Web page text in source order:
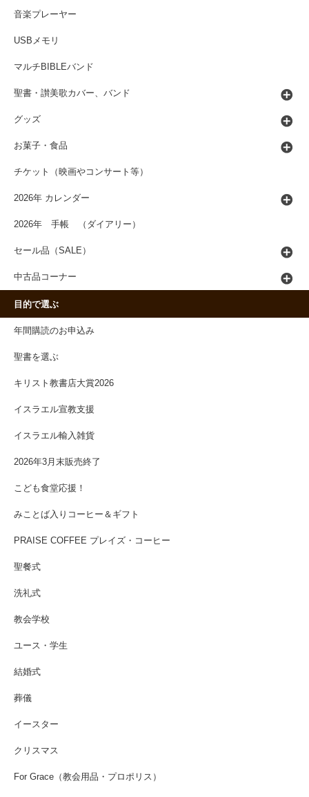
音楽プレーヤー
USBメモリ
マルチBIBLEバンド
聖書・讃美歌カバー、バンド
グッズ
お菓子・食品
チケット（映画やコンサート等）
2026年 カレンダー
2026年 手帳 （ダイアリー）
セール品（SALE）
中古品コーナー
目的で選ぶ
年間購読のお申込み
聖書を選ぶ
キリスト教書店大賞2026
イスラエル宣教支援
イスラエル輸入雑貨
2026年3月末販売終了
こども食堂応援！
みことば入りコーヒー＆ギフト
PRAISE COFFEE プレイズ・コーヒー
聖餐式
洗礼式
教会学校
ユース・学生
結婚式
葬儀
イースター
クリスマス
For Grace（教会用品・プロポリス）